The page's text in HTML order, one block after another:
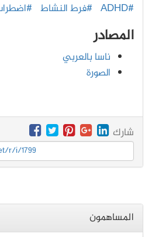
#ADHD
#فرط النشاط
المصادر
ناسا بالعربي
الصورة
شارك
r/i/1799
المساهمون